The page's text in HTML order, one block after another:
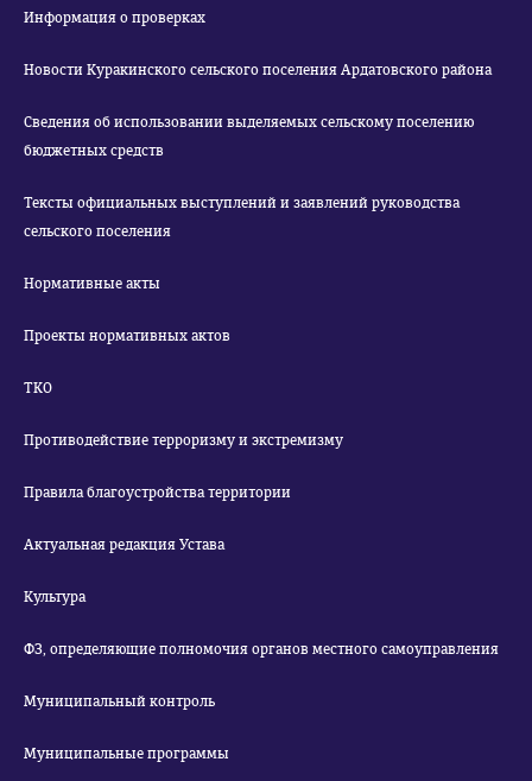
Информация о проверках
Новости Куракинского сельского поселения Ардатовского района
Сведения об использовании выделяемых сельскому поселению
бюджетных средств
Тексты официальных выступлений и заявлений руководства
сельского поселения
Нормативные акты
Проекты нормативных актов
ТКО
Противодействие терроризму и экстремизму
Правила благоустройства территории
Актуальная редакция Устава
Культура
ФЗ, определяющие полномочия органов местного самоуправления
Муниципальный контроль
Муниципальные программы